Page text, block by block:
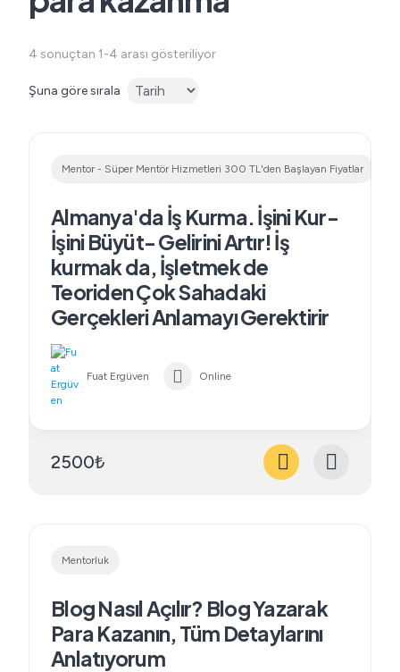
4 sonuçtan 1-4 arası gösteriliyor
Şuna göre sırala
Mentor - Süper Mentör Hizmetleri 300 TL'den Başlayan Fiyatlar
Almanya'da İş Kurma. İşini Kur-
İşini Büyüt- Gelirini Artır! İş
kurmak da, İşletmek de
Teoriden Çok Sahadaki
Gerçekleri Anlamayı Gerektirir
Fuat Ergüven Online
2500₺
Mentorluk
Blog Nasıl Açılır? Blog Yazarak
Para Kazanın, Tüm Detaylarını
Anlatıyorum